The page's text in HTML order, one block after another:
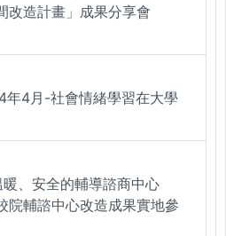
改造計畫」成果分享會
年4月-社會情緒學習在大學
、安全的輔導諮商中心
院輔諮中心改造成果實地參